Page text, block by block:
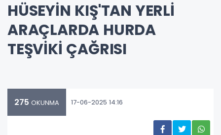
HÜSEYİN KIŞ'TAN YERLİ
ARAÇLARDA HURDA
TEŞVİKİ ÇAĞRISI
275 OKUNMA 17-06-2025 14:16